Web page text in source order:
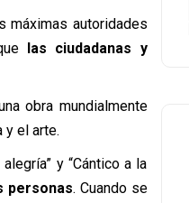
máximas autoridades
las ciudadanas y
obra mundialmente
y el arte.
y “Cántico a la
personas. Cuando se